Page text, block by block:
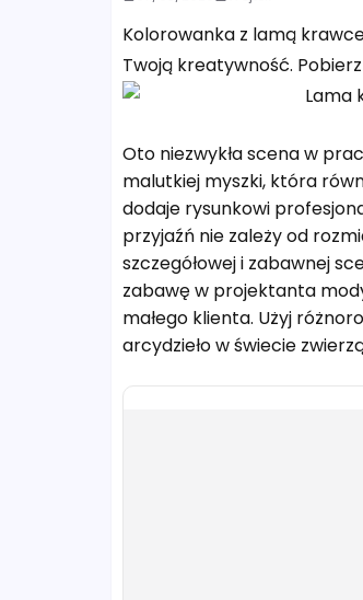
Kolorowanka z lamą
Twoją kreatywność.
Oto niezwykła scena w
malutkiej myszki, która
dodaje rysunkowi
przyjaźń nie zależy od
szczegółowej i zabawnej
zabawę w projektanta
małego klienta. Użyj
arcydzieło w świecie